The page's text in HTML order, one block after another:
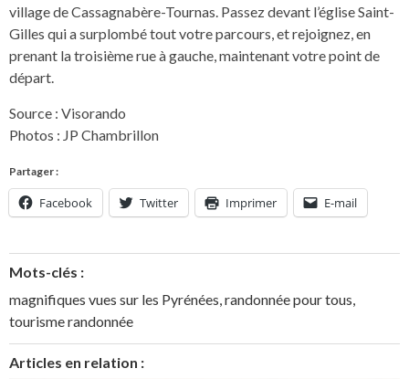
village de Cassagnabère-Tournas. Passez devant l’église Saint-
Gilles qui a surplombé tout votre parcours, et rejoignez, en
prenant la troisième rue à gauche, maintenant votre point de
départ.
Source : Visorando
Photos : JP Chambrillon
Partager :
Facebook Twitter Imprimer E-mail
Mots-clés :
magnifiques vues sur les Pyrénées,randonnée pour tous,
tourisme randonnée
Articles en relation :